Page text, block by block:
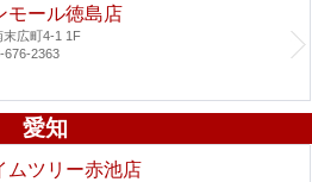
モール徳島店
末広町4-1 1F
676-2363
愛知
ムツリー赤池店